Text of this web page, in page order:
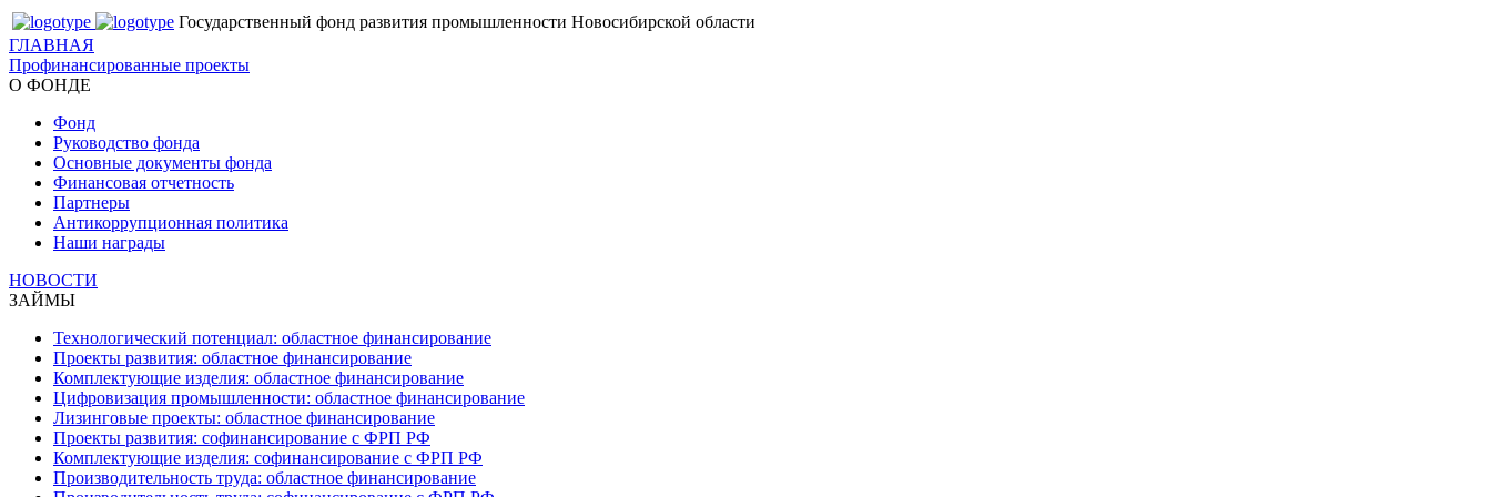
Государственный фонд развития промышленности Новосибирской области
ГЛАВНАЯ
Профинансированные проекты
О ФОНДЕ
Фонд
Руководство фонда
Основные документы фонда
Финансовая отчетность
Партнеры
Антикоррупционная политика
Наши награды
НОВОСТИ
ЗАЙМЫ
Технологический потенциал: областное финансирование
Проекты развития: областное финансирование
Комплектующие изделия: областное финансирование
Цифровизация промышленности: областное финансирование
Лизинговые проекты: областное финансирование
Проекты развития: софинансирование с ФРП РФ
Комплектующие изделия: софинансирование с ФРП РФ
Производительность труда: областное финансирование